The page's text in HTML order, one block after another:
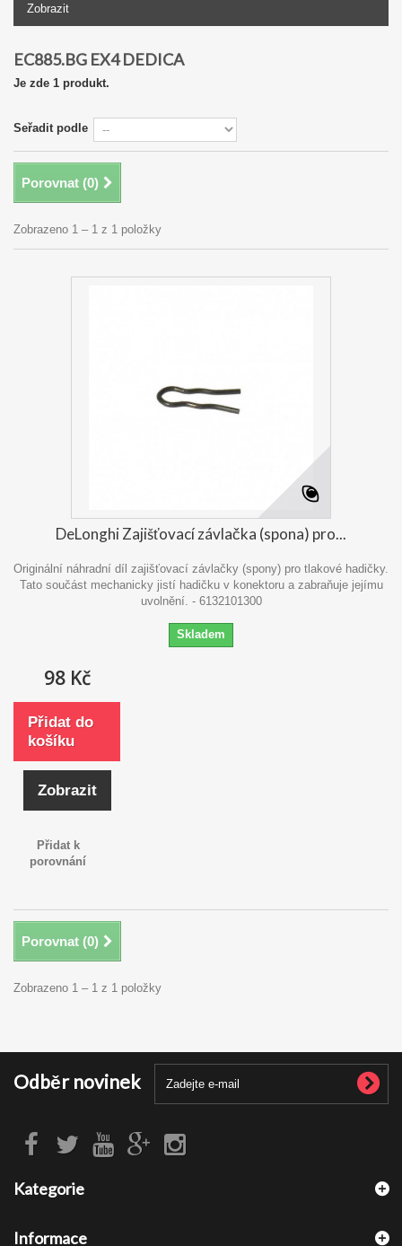
Zobrazit
EC885.BG EX4 DEDICA
Je zde 1 produkt.
Seřadit podle
Porovnat (0)
Zobrazeno 1 – 1 z 1 položky
DeLonghi Zajišťovací závlačka (spona) pro...
Originální náhradní díl zajišťovací závlačky (spony) pro tlakové hadičky.
Tato součást mechanicky jistí hadičku v konektoru a zabraňuje jejímu
uvolnění. - 6132101300
Skladem
98 Kč
Přidat do
košíku
Zobrazit
Přidat k
porovnání
Porovnat (0)
Zobrazeno 1 – 1 z 1 položky
Odběr novinek
Kategorie
Informace